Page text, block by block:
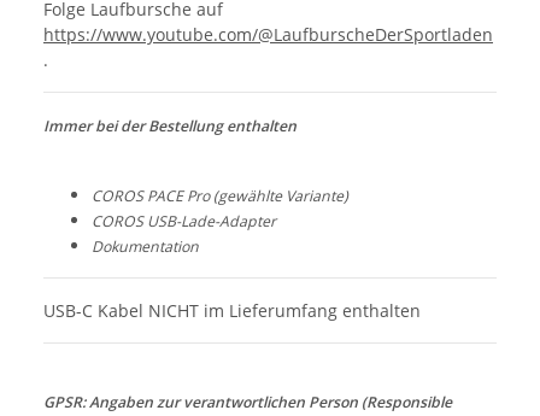
Folge Laufbursche auf
https://www.youtube.com/@LaufburscheDerSportladen
.
Immer bei der Bestellung enthalten
COROS PACE Pro (gewählte Variante)
COROS USB-Lade-Adapter
Dokumentation
USB-C Kabel NICHT im Lieferumfang enthalten
GPSR: Angaben zur verantwortlichen Person (Responsible